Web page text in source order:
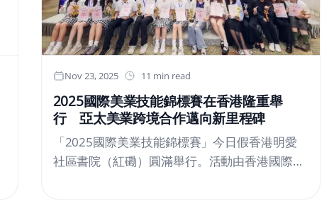
以此殊榮為契機，加速推動以香港及東盟地區為
核心的海外業務拓展。關於 HK TECHATHON+
2026活動參與成員合照「HK TECHATHON+
2026（Hong Kong Techathon+ 2026）」是由
聯合主辦，亞洲最大規模的國際產、學、官合作
科技提案活動。本活動不僅為有意在香港創業或
設立分公司的初創企業提供支援，更全面提供資
金援助、與投資者及創投基金配對、業務拓展支
Nov 23, 2025 11 min read
2025國際美業技能錦標賽在香港隆重舉
行 亞太美業跨境合作邁向新里程碑
「2025國際美業技能錦標賽」今日假香港明愛
社區書院（紅磡）圓滿舉行。活動由香港國際專